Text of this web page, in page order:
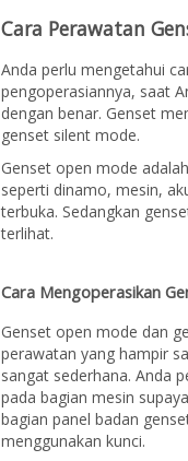
Cara Perawatan
Anda perlu mengetahui
pengoperasiannya, saat
dengan benar. Genset
genset silent mode.
Genset open mode
seperti dinamo, mesin,
terbuka. Sedangkan
terlihat.
Cara Mengoperasikan
Genset open mode dan
perawatan yang hampir
sangat sederhana. Anda
pada bagian mesin
bagian panel badan
menggunakan kunci.